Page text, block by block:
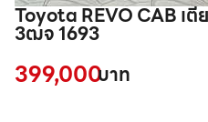
Toyota REVO CAB เ
3ฒจ 1693
399,000บาท